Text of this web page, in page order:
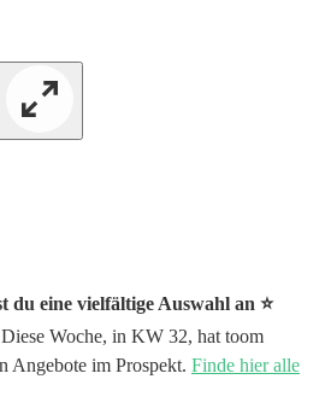
eine vielfältige Auswahl an ⭐️
Woche, in KW 32, hat toom
Angebote im Prospekt. Finde hier alle